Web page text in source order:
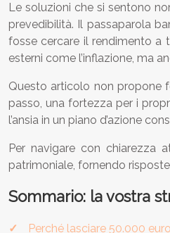
Le soluzioni che si sentono
prevedibilità. Il passaparola
fosse cercare il rendimento a
esterni come l’inflazione, ma
Questo articolo non propone
passo, una fortezza per i
l’ansia in un piano d’azione
Per navigare con chiarezza
patrimoniale, fornendo
Sommario: la vostra
Perché lasciare 50.000